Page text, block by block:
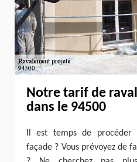
Notre tarif de
dans le 94500
Il est temps de procéder
façade ? Vous prévoyez de